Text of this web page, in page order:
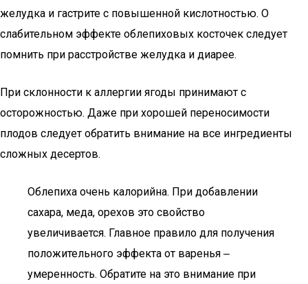
желудка и гастрите с повышенной кислотностью. О
слабительном эффекте облепиховых косточек следует
помнить при расстройстве желудка и диарее.
При склонности к аллергии ягоды принимают с
осторожностью. Даже при хорошей переносимости
плодов следует обратить внимание на все ингредиенты
сложных десертов.
Облепиха очень калорийна. При добавлении
сахара, меда, орехов это свойство
увеличивается. Главное правило для получения
положительного эффекта от варенья ‒
умеренность. Обратите на это внимание при